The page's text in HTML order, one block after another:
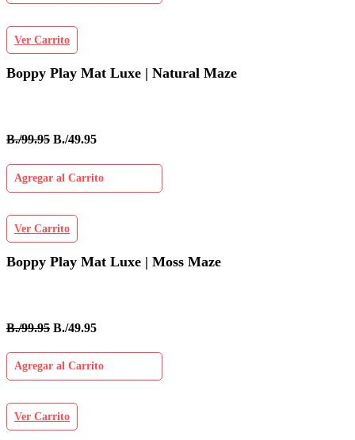
Ver Carrito
Boppy Play Mat Luxe | Natural Maze
B./99.95 B./49.95
Agregar al Carrito
Ver Carrito
Boppy Play Mat Luxe | Moss Maze
B./99.95 B./49.95
Agregar al Carrito
Ver Carrito